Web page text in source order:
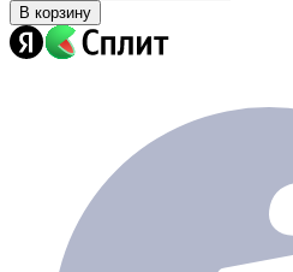
В корзину